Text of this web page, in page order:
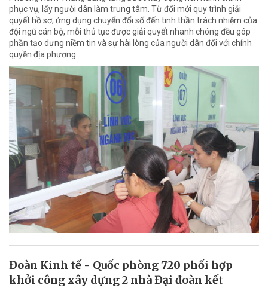
phục vụ, lấy người dân làm trung tâm. Từ đổi mới quy trình giải
quyết hồ sơ, ứng dụng chuyển đổi số đến tinh thần trách nhiệm của
đội ngũ cán bộ, mỗi thủ tục được giải quyết nhanh chóng đều góp
phần tạo dựng niềm tin và sự hài lòng của người dân đối với chính
quyền địa phương.
Đoàn Kinh tế - Quốc phòng 720 phối hợp
khởi công xây dựng 2 nhà Đại đoàn kết